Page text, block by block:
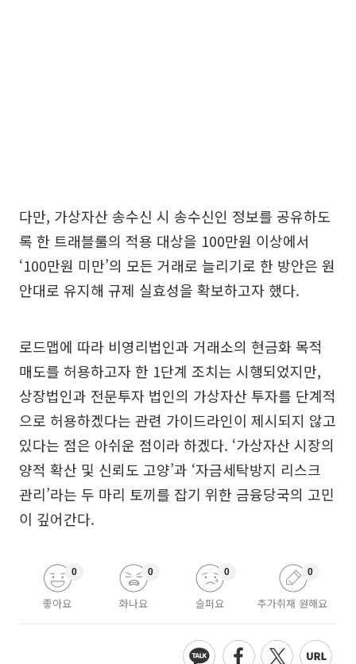
다만, 가상자산 송수신 시 송수신인 정보를 공유하도
록 한 트래블룰의 적용 대상을 100만원 이상에서
‘100만원 미만’의 모든 거래로 늘리기로 한 방안은 원
안대로 유지해 규제 실효성을 확보하고자 했다.
로드맵에 따라 비영리법인과 거래소의 현금화 목적
매도를 허용하고자 한 1단계 조치는 시행되었지만,
상장법인과 전문투자 법인의 가상자산 투자를 단계적
으로 허용하겠다는 관련 가이드라인이 제시되지 않고
있다는 점은 아쉬운 점이라 하겠다. ‘가상자산 시장의
양적 확산 및 신뢰도 고양’과 ‘자금세탁방지 리스크
관리’라는 두 마리 토끼를 잡기 위한 금융당국의 고민
이 깊어간다.
좋아요
0
화나요
0
슬퍼요
0
추가취재 원해요
0